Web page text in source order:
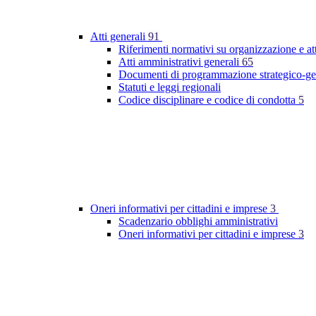
Atti generali 91
Riferimenti normativi su organizzazione e
Atti amministrativi generali 65
Documenti di programmazione strategico-
Statuti e leggi regionali
Codice disciplinare e codice di condotta 5
Oneri informativi per cittadini e imprese 3
Scadenzario obblighi amministrativi
Oneri informativi per cittadini e imprese 3